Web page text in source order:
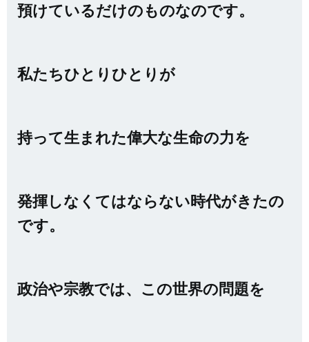
預けているだけのものなのです。
私たちひとりひとりが
持って生まれた偉大な生命の力を
発揮しなくてはならない時代がきたの
です。
政治や宗教では、この世界の問題を